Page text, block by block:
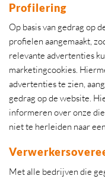
Profilering
Op basis van gedrag op
profielen aangemaakt,
relevante advertenties
marketingcookies.
advertenties te zien,
gedrag op de website.
informeren over onze
niet te herleiden naar
Met alle bedrijven die